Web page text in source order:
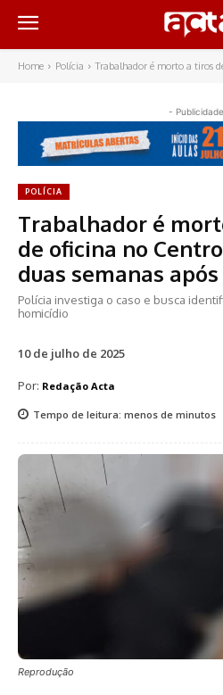
Home Polícia Trabalhador é morto a tiros
-
POLÍCIA
Trabalhador é
de oficina no
duas semanas
Polícia investiga o caso e busca
homicídio
10 de julho de 2025
Por: Redação Acta
Tempo de leitura: menos de minutos
Reprodução